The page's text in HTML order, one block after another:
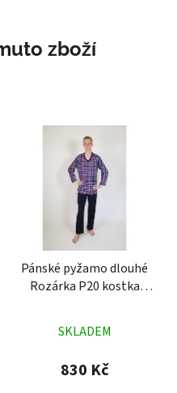
zboží
Pánské pyžamo dlouhé
Rozárka P20 kostka
hodnocení
produktu
SKLADEM
830 Kč